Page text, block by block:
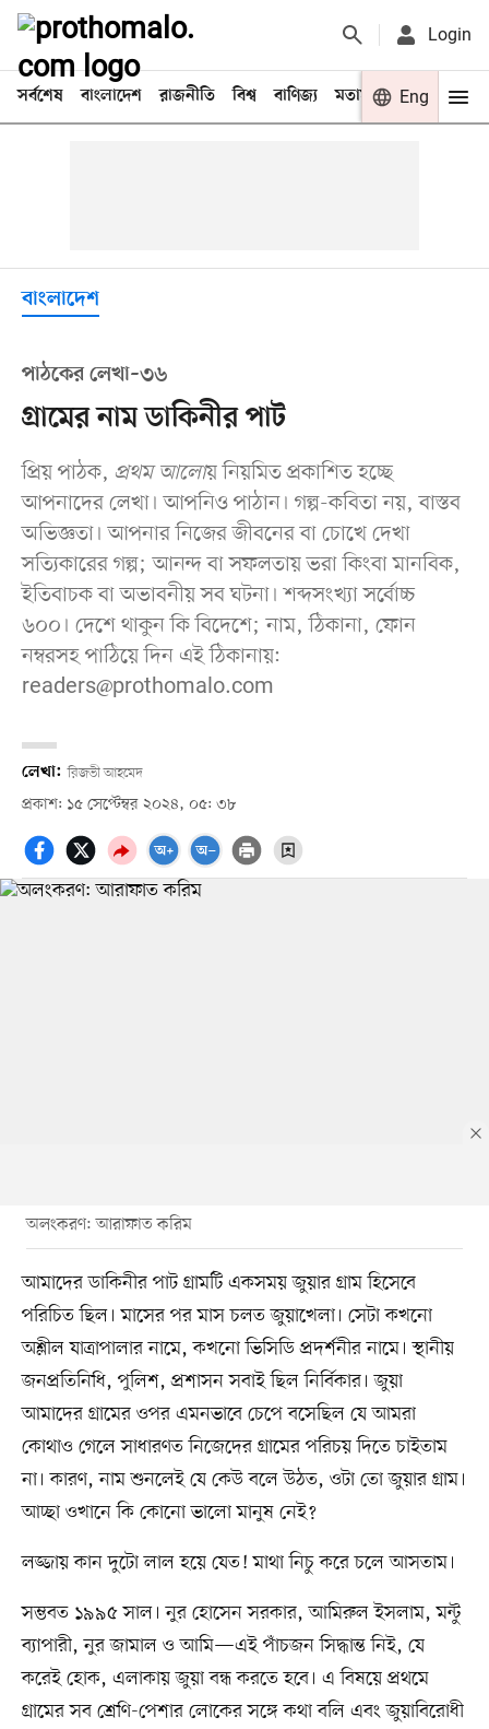
Login
সর্বশেষ বাংলাদেশ রাজনীতি বিশ্ব বাণিজ্য মতামত খেলা
Eng
বাংলাদেশ
পাঠকের লেখা–৩৬
গ্রামের নাম ডাকিনীর পাট
প্রিয় পাঠক, প্রথম আলোয় নিয়মিত প্রকাশিত হচ্ছে
আপনাদের লেখা। আপনিও পাঠান। গল্প-কবিতা নয়, বাস্তব
অভিজ্ঞতা। আপনার নিজের জীবনের বা চোখে দেখা
সত্যিকারের গল্প; আনন্দ বা সফলতায় ভরা কিংবা মানবিক,
ইতিবাচক বা অভাবনীয় সব ঘটনা। শব্দসংখ্যা সর্বোচ্চ
৬০০। দেশে থাকুন কি বিদেশে; নাম, ঠিকানা, ফোন
নম্বরসহ পাঠিয়ে দিন এই ঠিকানায়:
readers@prothomalo.com
লেখা: রিজভী আহমেদ
প্রকাশ: ১৫ সেপ্টেম্বর ২০২৪, ০৫: ৩৮
অলংকরণ: আরাফাত করিম
আমাদের ডাকিনীর পাট গ্রামটি একসময় জুয়ার গ্রাম হিসেবে
পরিচিত ছিল। মাসের পর মাস চলত জুয়াখেলা। সেটা কখনো
অশ্লীল যাত্রাপালার নামে, কখনো ভিসিডি প্রদর্শনীর নামে। স্থানীয়
জনপ্রতিনিধি, পুলিশ, প্রশাসন সবাই ছিল নির্বিকার। জুয়া
আমাদের গ্রামের ওপর এমনভাবে চেপে বসেছিল যে আমরা
কোথাও গেলে সাধারণত নিজেদের গ্রামের পরিচয় দিতে চাইতাম
না। কারণ, নাম শুনলেই যে কেউ বলে উঠত, ওটা তো জুয়ার গ্রাম।
আচ্ছা ওখানে কি কোনো ভালো মানুষ নেই?
লজ্জায় কান দুটো লাল হয়ে যেত! মাথা নিচু করে চলে আসতাম।
সম্ভবত ১৯৯৫ সাল। নুর হোসেন সরকার, আমিরুল ইসলাম, মন্টু
ব্যাপারী, নুর জামাল ও আমি—এই পাঁচজন সিদ্ধান্ত নিই, যে
করেই হোক, এলাকায় জুয়া বন্ধ করতে হবে। এ বিষয়ে প্রথমে
গ্রামের সব শ্রেণি-পেশার লোকের সঙ্গে কথা বলি এবং জুয়াবিরোধী